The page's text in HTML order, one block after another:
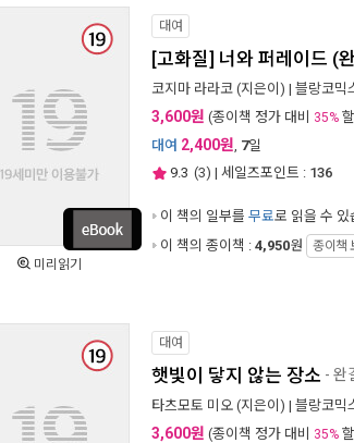
미리읽기
대여
[고화질] 너와 퍼레이드 (
코지마 라라코 (지은이) | 블랑코믹
3,600원 (종이책 정가 대비 35%
대여 2,400원, 7일
9.3 (3) | 세일즈포인트 : 136
이 책의 일부를 무료로 읽을 수 있
이 책의 종이책 : 4,950원 종이책
대여
햇빛이 닿지 않는 장소 - 완
타츠모토 미오 (지은이) | 블랑코믹
3,600원 (종이책 정가 대비 35%